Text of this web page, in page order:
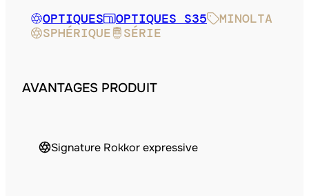
OPTIQUES OPTIQUES S35
MINOLTA
SPHÉRIQUE
SÉRIE
AVANTAGES PRODUIT
Signature Rokkor expressive